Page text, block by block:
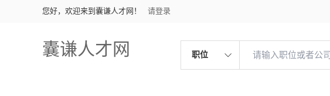
您好，欢迎来到囊谦人才网！ 请登录
囊谦人才网 职位